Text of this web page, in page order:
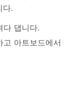
다.
다 댑니다.
아트보드에서